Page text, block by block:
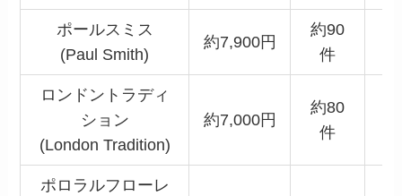
ポールスミス
(Paul Smith)
約7,900円
約90
件
ロンドントラディ
ション
(London Tradition)
約7,000円
約80
件
ポロラルフローレ